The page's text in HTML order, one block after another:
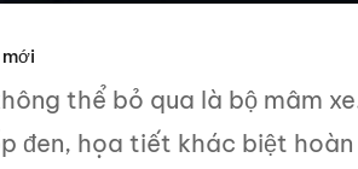
thể bỏ qua là bộ mâm
đen, họa tiết khác biệt